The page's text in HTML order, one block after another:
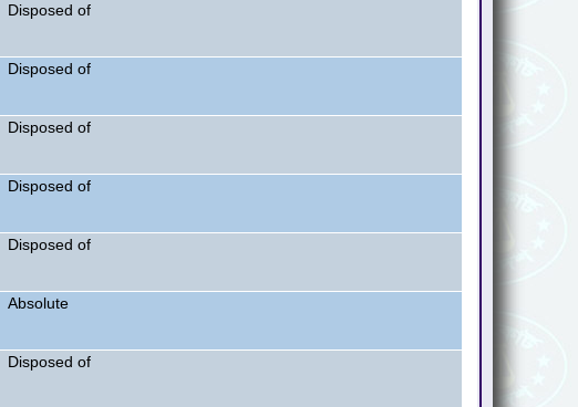
Disposed of
Disposed of
Disposed of
Disposed of
Disposed of
Absolute
Disposed of